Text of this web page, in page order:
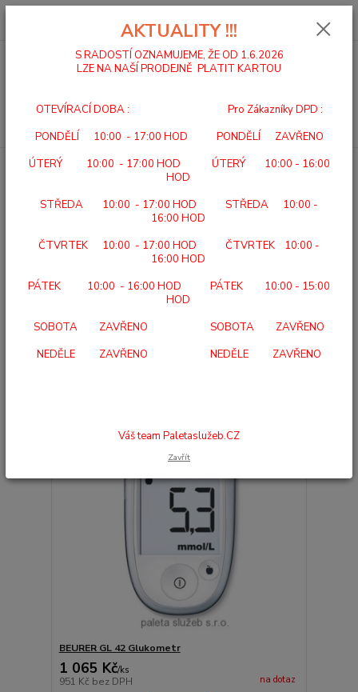
0,00 Kč
Úvod DOMÁCÍ A ÚSTAVNÍ PÉČE
ZDRAVÍ A POHODA
GLUKOMETRY
Upřesnit parametry
Nejdražší
BEURER GL 42 Glukometr
1 065 Kč/ks
951 Kč bez DPH na dotaz
AKTUALITY !!!
S RADOSTÍ OZNAMUJEME, ŽE OD 1.6.2026
LZE NA NAŠÍ PRODEJNĚ PLATIT KARTOU
OTEVÍRACÍ DOBA : Pro Zákazníky DPD :
PONDĚLÍ 10:00 - 17:00 HOD PONDĚLÍ ZAVŘENO
ÚTERÝ 10:00 - 17:00 HOD ÚTERÝ 10:00 - 16:00
HOD
STŘEDA 10:00 - 17:00 HOD STŘEDA 10:00 -
16:00 HOD
ČTVRTEK 10:00 - 17:00 HOD ČTVRTEK 10:00 -
16:00 HOD
PÁTEK 10:00 - 16:00 HOD PÁTEK 10:00 - 15:00
HOD
SOBOTA ZAVŘENO SOBOTA ZAVŘENO
NEDĚLE ZAVŘENO NEDĚLE ZAVŘENO
Váš team Paletaslužeb.CZ
Zavřít